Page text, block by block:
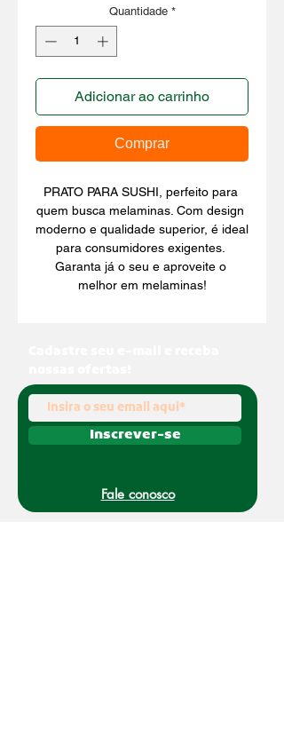
Quantidade *
Adicionar ao carrinho
Comprar
PRATO PARA SUSHI, perfeito para
quem busca melaminas. Com design
moderno e qualidade superior, é ideal
para consumidores exigentes.
Garanta já o seu e aproveite o
melhor em melaminas!
Inscrever-se
Fale conosco